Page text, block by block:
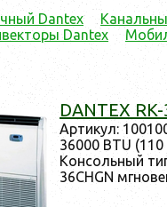
Dantex
Dantex
DANTEX RK-
Ар­ти­кул:
36000 BTU (110
Кон­соль­ный
36CHGN